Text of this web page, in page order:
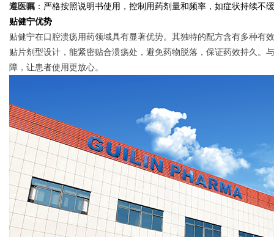
d
遵医嘱 ：严格按照说明书使用，控制用药剂量和频率，如症状持续不
贴健宁优势
贴健宁在口腔溃疡用药领域具有显著优势。其独特的配方含有多种有
贴片剂型设计，能紧密贴合溃疡处，避免药物脱落，保证药效持久。
障，让患者使用更放心。